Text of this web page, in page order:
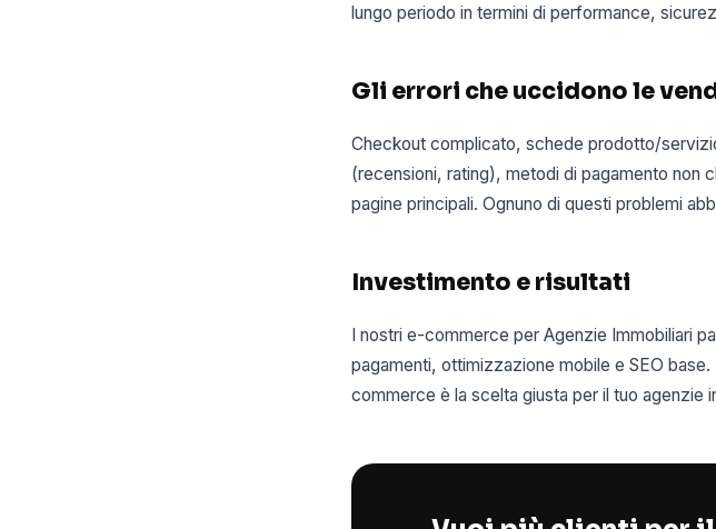
lungo periodo in termini di performance,
Gli errori che uccidono le
Checkout complicato, schede prodotto/
(recensioni, rating), metodi di pagamento
pagine principali. Ognuno di questi problemi
Investimento e risultati
I nostri e-commerce per Agenzie Immobiliari
pagamenti, ottimizzazione mobile e SEO
commerce è la scelta giusta per il tuo agenzie